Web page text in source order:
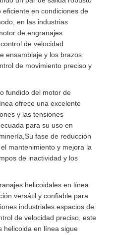
en condiciones de
en las industrias
de engranajes
de velocidad
ensamblaje y los brazos
de movimiento preciso y
fundido del motor de
ofrece una excelente
y las tensiones
para su uso en
fase de reducción
mantenimiento y mejora la
de inactividad y los
helicoidales en línea
versátil y confiable para
industriales.espacios de
de velocidad preciso, este
helicoida en línea sigue